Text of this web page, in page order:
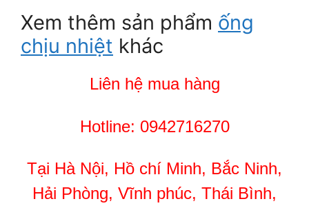
Xem thêm sản phẩm ống
chịu nhiệt khác
Liên hệ mua hàng
Hotline: 0942716270
Tại Hà Nội, Hồ chí Minh, Bắc Ninh,
Hải Phòng, Vĩnh phúc, Thái Bình,